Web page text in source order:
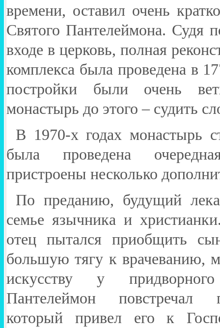
времени, оставил очень
Святого Пантелеймона. Судя
входе в церковь, полная
комплекса была проведена в
постройки были очень
монастырь до этого – судить
В 1970-х годах монастырь
была проведена
пристроены несколько
По преданию, будущий
семье язычника и
отец пытался приобщить
большую тягу к врачеванию,
искусству у
Пантелеймон повстречал
который привел его к